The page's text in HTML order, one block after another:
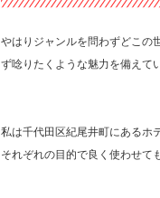
やはりジャンルを問わずどこの
ず唸りたくような魅力を備えて
私は千代田区紀尾井町にあるホ
それぞれの目的で良く使わせて